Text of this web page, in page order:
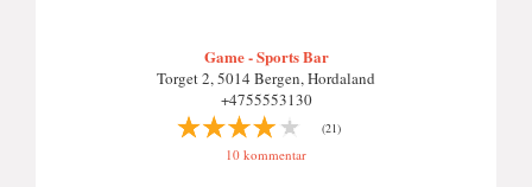
Game - Sports Bar
Torget 2, 5014 Bergen, Hordaland
+4755553130
(21)
10 kommentar